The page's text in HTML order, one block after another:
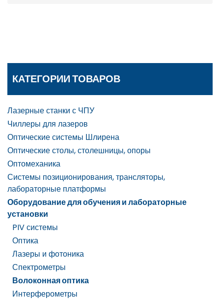
КАТЕГОРИИ ТОВАРОВ
Лазерные станки с ЧПУ
Чиллеры для лазеров
Оптические системы Шлирена
Оптические столы, столешницы, опоры
Оптомеханика
Системы позиционирования, трансляторы,
лабораторные платформы
Оборудование для обучения и лабораторные
установки
PIV системы
Оптика
Лазеры и фотоника
Спектрометры
Волоконная оптика
Интерферометры